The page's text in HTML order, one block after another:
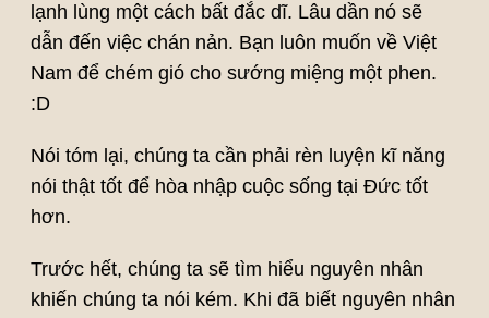
lạnh lùng một cách bất đắc dĩ. Lâu dần nó sẽ
dẫn đến việc chán nản. Bạn luôn muốn về Việt
Nam để chém gió cho sướng miệng một phen.
:D
Nói tóm lại, chúng ta cần phải rèn luyện kĩ năng
nói thật tốt để hòa nhập cuộc sống tại Đức tốt
hơn.
Trước hết, chúng ta sẽ tìm hiểu nguyên nhân
khiến chúng ta nói kém. Khi đã biết nguyên nhân